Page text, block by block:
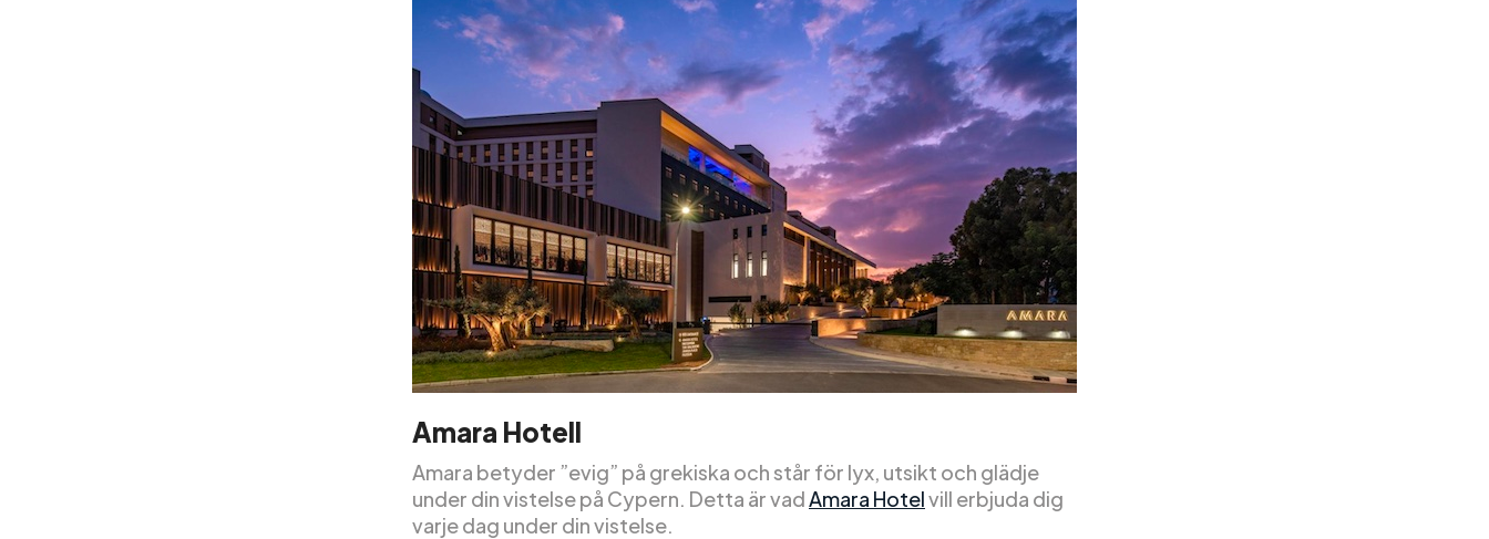
Amara Hotell
Amara betyder ”evig” på grekiska och står för lyx, utsikt och glädje
under din vistelse på Cypern. Detta är vadAmara Hotelvill erbjuda dig
varje dag under din vistelse.